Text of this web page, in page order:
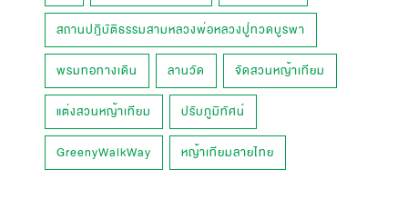
สถานปฎิบัติธรรมสามหลวงพ่อหลวงปู่ทวดบูรพา
พรมทอทางเดิน ลานวัด จัดสวนหญ้าเทียม
แต่งสวนหญ้าเทียม ปรับภูมิทัศน์
GreenyWalkWay หญ้าเทียมลายไทย